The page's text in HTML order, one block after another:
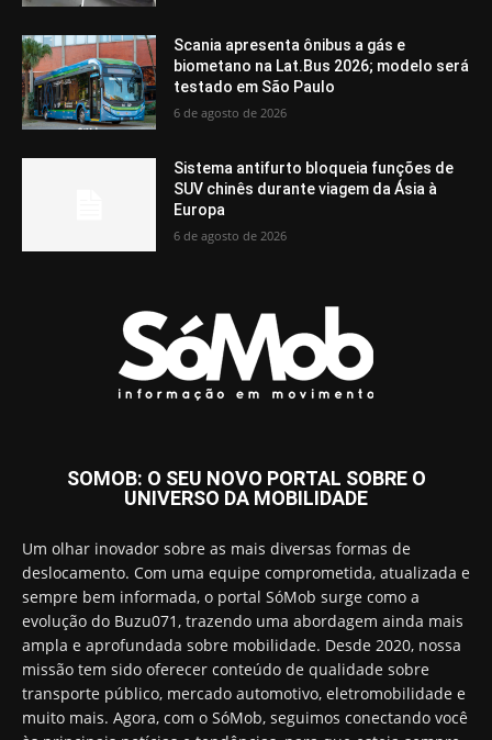
Scania apresenta ônibus a gás e
biometano na Lat.Bus 2026; modelo será
testado em São Paulo
6 de agosto de 2026
Sistema antifurto bloqueia funções de
SUV chinês durante viagem da Ásia à
Europa
6 de agosto de 2026
SOMOB: O SEU NOVO PORTAL SOBRE O
UNIVERSO DA MOBILIDADE
Um olhar inovador sobre as mais diversas formas de
deslocamento. Com uma equipe comprometida, atualizada e
sempre bem informada, o portal SóMob surge como a
evolução do Buzu071, trazendo uma abordagem ainda mais
ampla e aprofundada sobre mobilidade. Desde 2020, nossa
missão tem sido oferecer conteúdo de qualidade sobre
transporte público, mercado automotivo, eletromobilidade e
muito mais. Agora, com o SóMob, seguimos conectando você